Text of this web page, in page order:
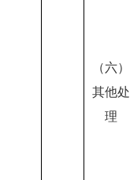
（六）
其他处
理